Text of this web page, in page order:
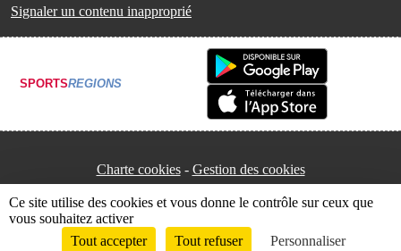
Signaler un contenu inapproprié
SPORTSREGIONS
Charte cookies Gestion des cookies
Envie de participer ? Connexion
Ce site utilise des cookies et vous donne le contrôle sur ceux que
vous souhaitez activer
Tout accepter
Tout refuser Personnaliser